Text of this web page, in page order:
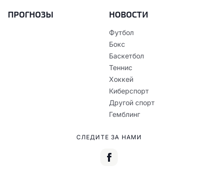
ПРОГНОЗЫ НОВОСТИ
Футбол
Бокс
Баскетбол
Теннис
Хоккей
Киберспорт
Другой спорт
Гемблинг
СЛЕДИТЕ ЗА НАМИ